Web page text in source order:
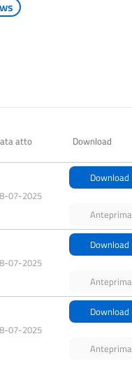
atto Download
07-2025
Download
Anteprima
07-2025
Download
Anteprima
07-2025
Download
Anteprima